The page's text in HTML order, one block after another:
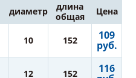
диаметр
длина
общая
Цена
10 152 109
руб.
12 152 116